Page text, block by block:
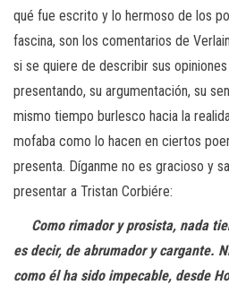
qué fue escrito y lo hermoso de los
fascina, son los comentarios de
si se quiere de describir sus
presentando, su argumentación, su
mismo tiempo burlesco hacia la
mofaba como lo hacen en ciertos
presenta. Díganme no es gracioso y
presentar a Tristan Corbiére:
Como rimador y prosista,
es decir, de abrumador y cargante.
como él ha sido impecable, desde